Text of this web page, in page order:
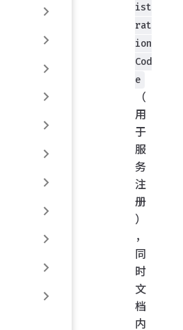
ist
rat
ion
Cod
e
（
用
于
服
务
注
册
）
，
同
时
文
档
内